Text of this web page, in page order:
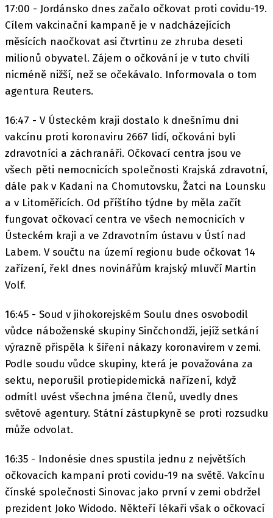
17:00 - Jordánsko dnes začalo očkovat proti covidu-19.
Cílem vakcinační kampaně je v nadcházejících
měsících naočkovat asi čtvrtinu ze zhruba deseti
milionů obyvatel. Zájem o očkování je v tuto chvíli
nicméně nižší, než se očekávalo. Informovala o tom
agentura Reuters.
16:47 - V Ústeckém kraji dostalo k dnešnímu dni
vakcínu proti koronaviru 2667 lidí, očkováni byli
zdravotníci a záchranáři. Očkovací centra jsou ve
všech pěti nemocnicích společnosti Krajská zdravotní,
dále pak v Kadani na Chomutovsku, Žatci na Lounsku
a v Litoměřicích. Od příštího týdne by měla začít
fungovat očkovací centra ve všech nemocnicích v
Ústeckém kraji a ve Zdravotním ústavu v Ústí nad
Labem. V součtu na území regionu bude očkovat 14
zařízení, řekl dnes novinářům krajský mluvčí Martin
Volf.
16:45 - Soud v jihokorejském Soulu dnes osvobodil
vůdce náboženské skupiny Sinčchondži, jejíž setkání
výrazně přispěla k šíření nákazy koronavirem v zemi.
Podle soudu vůdce skupiny, která je považována za
sektu, neporušil protiepidemická nařízení, když
odmítl uvést všechna jména členů, uvedly dnes
světové agentury. Státní zástupkyně se proti rozsudku
může odvolat.
16:35 - Indonésie dnes spustila jednu z největších
očkovacích kampaní proti covidu-19 na světě. Vakcínu
čínské společnosti Sinovac jako první v zemi obdržel
prezident Joko Widodo. Někteří lékaři však o očkovací